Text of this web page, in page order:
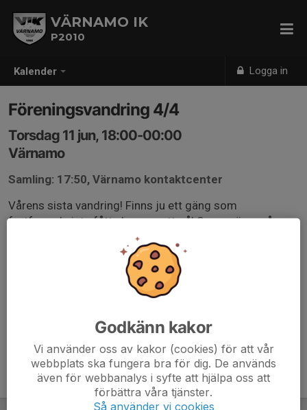
Kalender Logga in
VÄRNAMO IK
P2010
Föreningsvandring 4/4
Torsdag 11 jun, 18:00-00:00
Värnamo
Samling: 17:50, Värnamo kontaktcenter
Vårens sista vandring! Finns ju ett gäng som
fortfarande inte fått chansen att gå! Svara gärna på
kallelsen så fort som möjligt och som vanligt så är det
ok att byta under passet!
Godkänn kakor
Vi använder oss av kakor (cookies) för att vår
webbplats ska fungera bra för dig. De används
även för webbanalys i syfte att hjälpa oss att
förbättra våra tjänster.
Så använder vi cookies